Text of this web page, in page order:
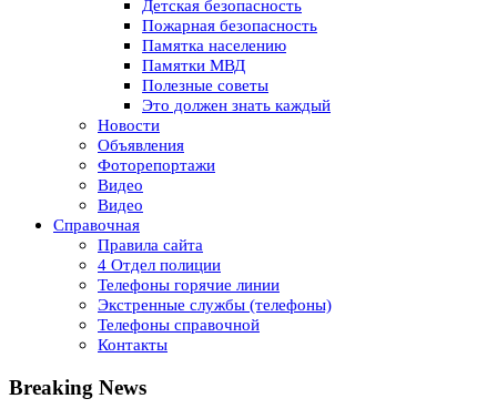
Детская безопасность
Пожарная безопасность
Памятка населению
Памятки МВД
Полезные советы
Это должен знать каждый
Новости
Объявления
Фоторепортажи
Видео
Видео
Справочная
Правила сайта
4 Отдел полиции
Телефоны горячие линии
Экстренные службы (телефоны)
Телефоны справочной
Контакты
Breaking News